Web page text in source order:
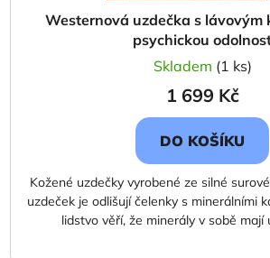
Westernová uzdečka s lávovým
psychickou
Skladem (1 ks)
1 699 Kč
DO KOŠÍKU
Kožené uzdečky vyrobené ze silné
uzdeček je odlišují čelenky s minerálními
lidstvo věří, že minerály v sobě mají